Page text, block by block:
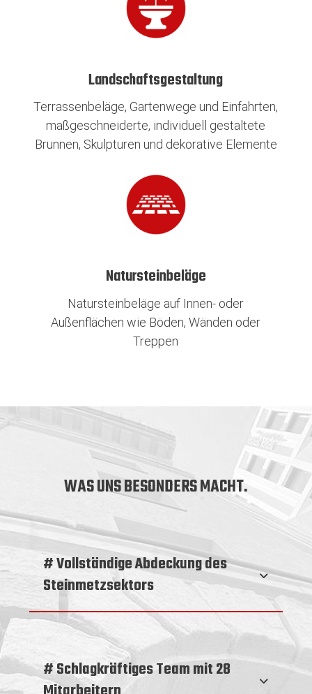
Landschaftsgestaltung
Terrassenbeläge, Gartenwege und Einfahrten,
maßgeschneiderte, individuell gestaltete
Brunnen, Skulpturen und dekorative Elemente
Natursteinbeläge
Natursteinbeläge auf Innen- oder
Außenflächen wie Böden, Wänden oder
Treppen
WAS UNS BESONDERS MACHT.
# Vollständige Abdeckung des
Steinmetzsektors
# Schlagkräftiges Team mit 28